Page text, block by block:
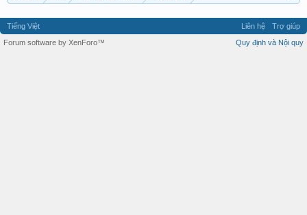
Tiếng Việt Liên hệ
Trợ giúp
Quy định và Nội quy
Forum software by XenForo™